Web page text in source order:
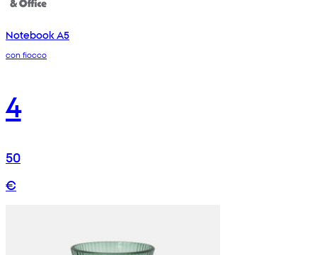
Notebook A5
con fiocco
4
50
€